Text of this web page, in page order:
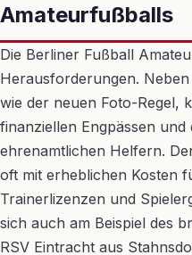
Amateurfußballs
Die Berliner Fußball
Herausforderungen.
wie der neuen Foto-Regel,
finanziellen Engpässen
ehrenamtlichen Helfern.
oft mit erheblichen Kosten
Trainerlizenzen und
sich auch am Beispiel des
RSV Eintracht aus